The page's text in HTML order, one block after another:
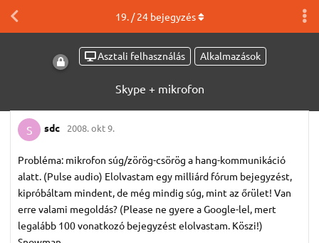
Asztali felhasználás Alkalmazások
Skype + mikrofon
19. /24bejegyzés
S sdc 2008. okt 9.
Probléma: mikrofon súg/zörög-csörög a hang-kommunikáció
alatt. (Pulse audio) Elolvastam egy milliárd fórum bejegyzést,
kipróbáltam mindent, de még mindig súg, mint az őrület! Van
erre valami megoldás? (Please ne gyere a Google-lel, mert
legalább 100 vonatkozó bejegyzést elolvastam. Köszi!)